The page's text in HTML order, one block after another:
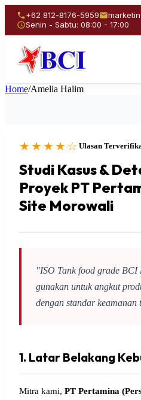
+62 812-8176-5959
Senin - Sabtu: 08:00 - 17:00
Home/Amelia Halim
★★★★☆ Ulasan
Studi Kasus &
Proyek PT
Site Morowali
"ISO Tank food grade
gunakan untuk angkut
dengan standar keamanan
1. Latar Belakang
Mitra kami, PT Pertamina